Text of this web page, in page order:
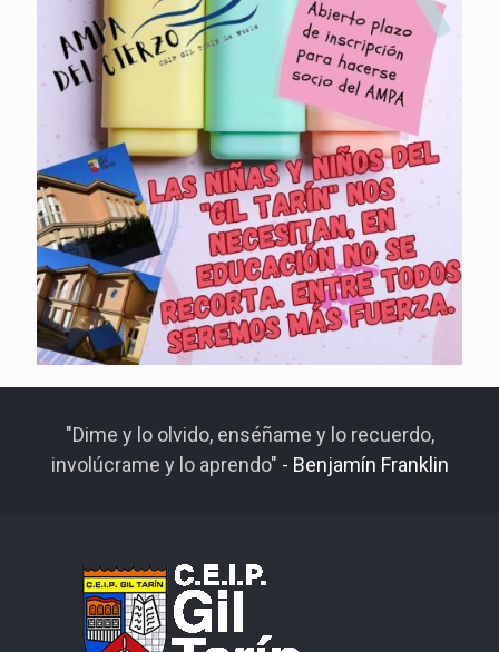
"Dime y lo olvido, enséñame y lo recuerdo,
involúcrame y lo aprendo" - Benjamín Franklin